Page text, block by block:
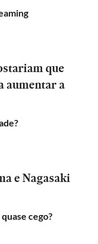
que
aumentar a
e Nagasaki
cego?